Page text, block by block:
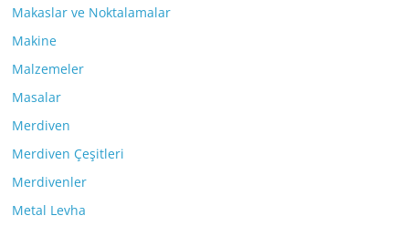
Makaslar ve Noktalamalar
Makine
Malzemeler
Masalar
Merdiven
Merdiven Çeşitleri
Merdivenler
Metal Levha